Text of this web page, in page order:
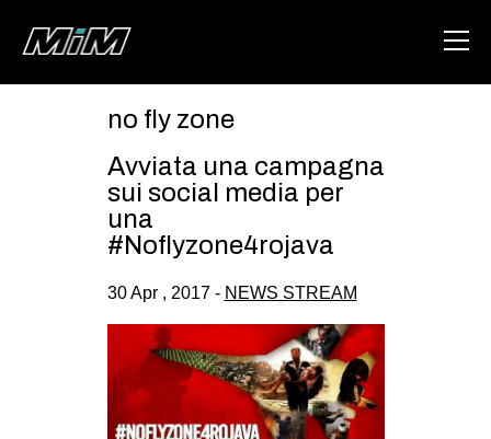
ABOUT
AREA
CSOA LAMBRETTA
MSM
STUDENTI TSUNAMI
no fly zone
Avviata una campagna
sui social media per
una
#Noflyzone4rojava
30 Apr , 2017 - NEWS STREAM